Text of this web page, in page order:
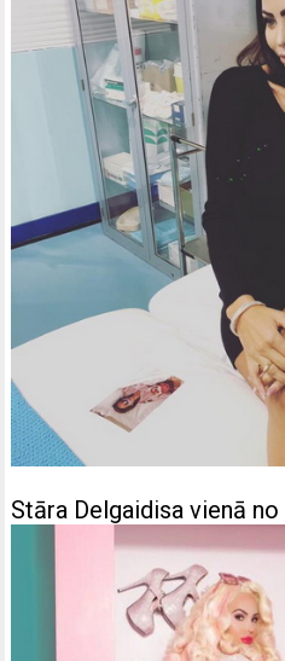
Stāra Delgaidisa vienā